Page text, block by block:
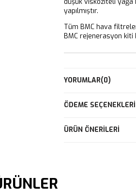
yapılmıştır.
Tüm BMC hava
BMC rejenerasyon kiti
YORUMLAR(0)
ÖDEME SEÇENEKLERI
ÜRÜN ÖNERILERI